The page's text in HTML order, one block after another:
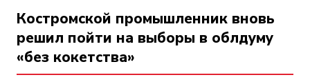
Костромской промышленник вновь
решил пойти на выборы в облдуму
«без кокетства»